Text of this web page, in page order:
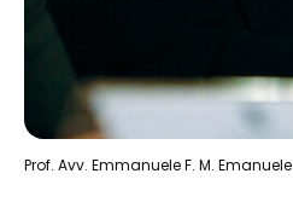
Prof. Avv. Emmanuele F. M. Emanuele